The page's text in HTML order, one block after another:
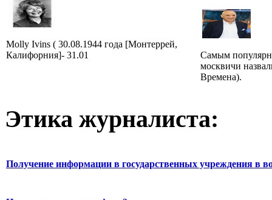
Molly Ivins ( 30.08.1944 года [Монтеррей,
Калифорния]- 31.01
Самым
москвичи
Времена).
Этика журналиста:
Получение информации в государственных учреждения в